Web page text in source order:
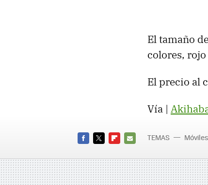
El tamaño
colores, rojo
El precio al
Vía |
MAIL
TEMAS Móviles